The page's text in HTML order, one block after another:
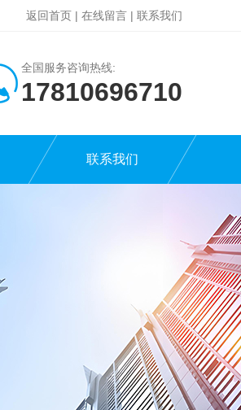
返回首页 | 在线留言 | 联系我们
全国服务咨询热线:
17810696710
联系我们